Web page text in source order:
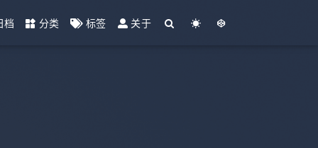
档 分类 标签 关于